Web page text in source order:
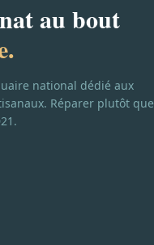
au bout
national dédié aux
Réparer plutôt que